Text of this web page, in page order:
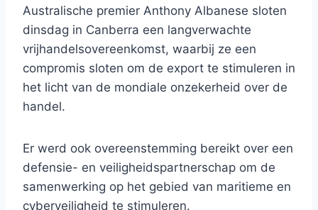
Australische premier Anthony Albanese sloten
dinsdag in Canberra een langverwachte
vrijhandelsovereenkomst, waarbij ze een
compromis sloten om de export te stimuleren in
het licht van de mondiale onzekerheid over de
handel.
Er werd ook overeenstemming bereikt over een
defensie- en veiligheidspartnerschap om de
samenwerking op het gebied van maritieme en
cyberveiligheid te stimuleren.